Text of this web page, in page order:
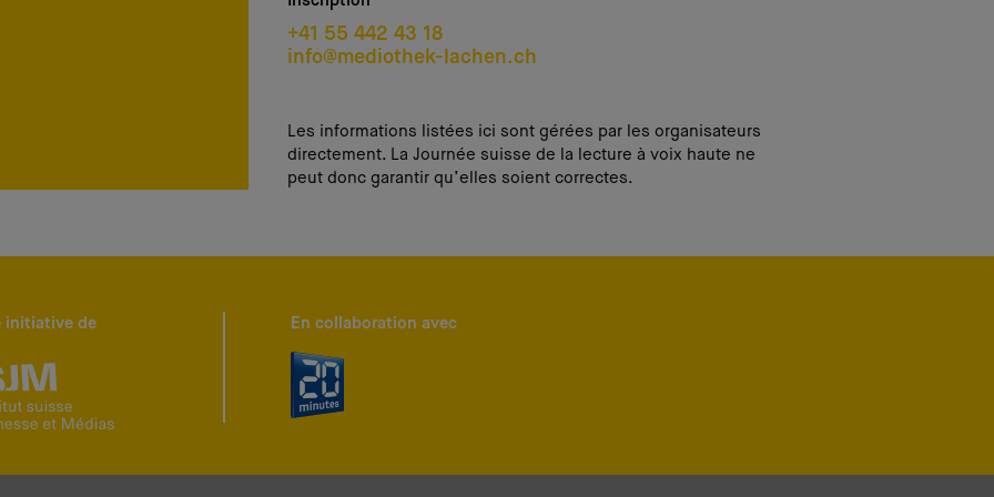
+41 55 442 43 18
info@mediothek-lachen.ch
Les informations listées ici sont gérées par les organisateurs
directement. La Journée suisse de la lecture à voix haute ne
peut donc garantir qu’elles soient correctes.
initiative de En collaboration avec